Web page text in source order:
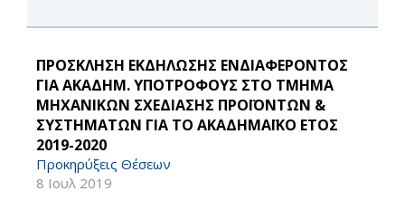
ΠΡΟΣΚΛΗΣΗ ΕΚΔΗΛΩΣΗΣ ΕΝΔΙΑΦΕΡΟΝΤΟΣ
ΓΙΑ ΑΚΑΔΗΜ. ΥΠΟΤΡΟΦΟΥΣ ΣΤΟ ΤΜΗΜΑ
ΜΗΧΑΝΙΚΩΝ ΣΧΕΔΙΑΣΗΣ ΠΡΟΪΟΝΤΩΝ &
ΣΥΣΤΗΜΑΤΩΝ ΓΙΑ ΤΟ ΑΚΑΔΗΜΑΪΚΟ ΕΤΟΣ
2019-2020
Προκηρύξεις Θέσεων
8 Ιουλ 2019